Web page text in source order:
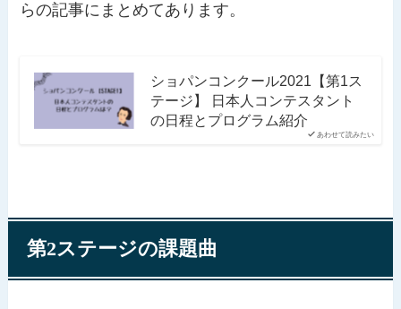
らの記事にまとめてあります。
あわせて読みたい
ショパンコンクール2021【第1ス
テージ】 日本人コンテスタント
の日程とプログラム紹介
第2ステージの課題曲